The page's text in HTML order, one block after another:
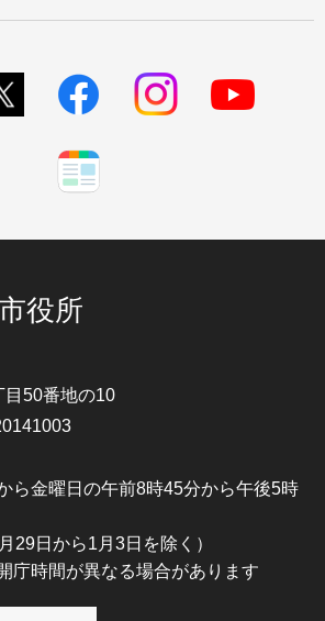
役所
目50番地の10
ら金曜日の午前8時45分から午後5時
29日から1月3日を除く）
庁時間が異なる場合があります